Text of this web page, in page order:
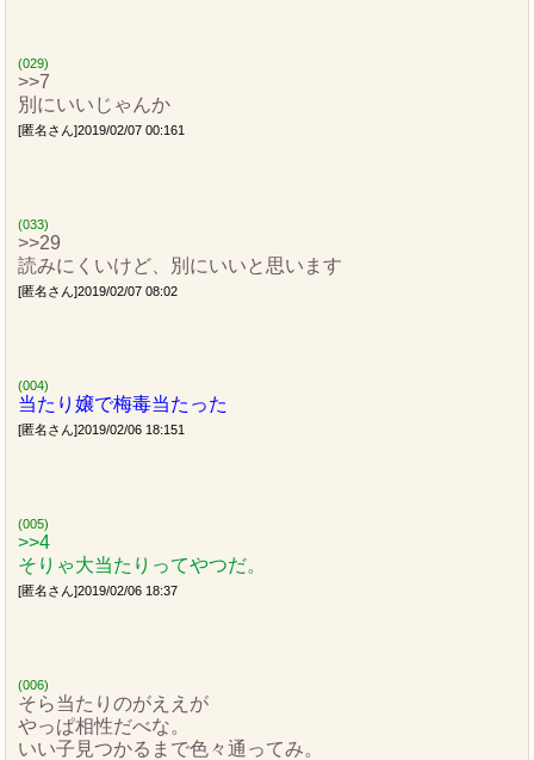
(029)
>>7
別にいいじゃんか
[匿名さん]2019/02/07 00:161
(033)
>>29
読みにくいけど、別にいいと思います
[匿名さん]2019/02/07 08:02
(004)
当たり嬢で梅毒当たった
[匿名さん]2019/02/06 18:151
(005)
>>4
そりゃ大当たりってやつだ。
[匿名さん]2019/02/06 18:37
(006)
そら当たりのがええが
やっぱ相性だべな。
いい子見つかるまで色々通ってみ。